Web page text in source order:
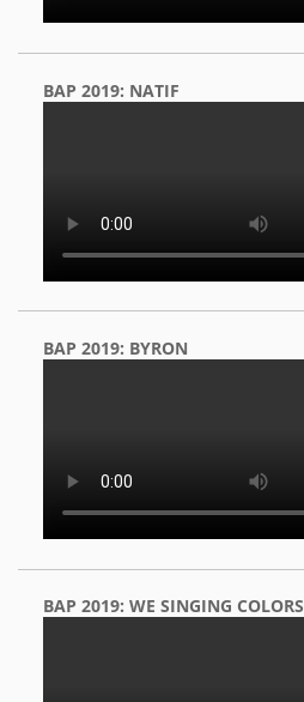
BAP 2019: NATIF
BAP 2019: BYRON
BAP 2019: WE SINGING COLORS